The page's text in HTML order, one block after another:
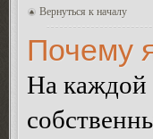
Вернуться к началу
Почему
На каждой